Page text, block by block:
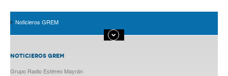
Noticieros GREM
NOTICIEROS GREM
Grupo Radio Estéreo Mayrán